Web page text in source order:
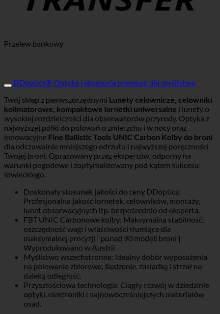
Przelew bankowy
DDoptics® Optyka i akcesoria premium dla myślistwa
Twój sklep z pierwszorzędnymi Lunety celownicze, celowniki
kolimatorowe, kompaktowe lornetki uniwersalne i lunety o
wysokiej rozdzielczości dla obserwatorów przyrody. Optyka z
najwyższej półki do polowań o zmierzchu i w nocy oraz
innowacyjne Fine Ballistic Tools UNIC Carbon Kolby do broni
dla odczuwalnie mniejszego odrzutu i najwyższej poręczności
Twojej broni. Opracowany przez ekspertów, odporny na
warunki pogodowe i zoptymalizowany pod kątem sukcesu
łowieckiego.
Doskonały stosunek jakości do ceny DDoptics:
Profesjonalna jakość lornetek, celowników, montaży,
lunet obserwacyjnych itp. bezpośrednio od eksperta.
FBT UNIC Carbonowe kolby: Maksymalna stabilność,
oszczędność wagi i właściwości tłumiące dla
maksymalnej precyzji | ponad 90 modeli broni |
Wyprodukowano w Austrii
Myślistwo wszechstronne: Idealny dobór wyposażenia
na polowanie zbiorowe, śledzenie, zasiadkę i strzał na
daleką odległość.
Przyszłościowa technologia: Ciągły rozwój w dziedzinie
optyki, elektroniki i najnowocześniejszych materiałów
osad.